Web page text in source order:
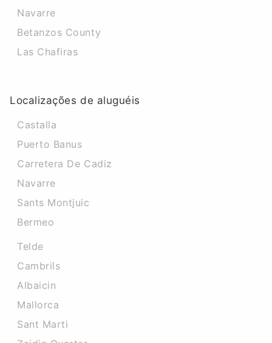
Navarre
Betanzos County
Las Chafiras
Localizações de aluguéis
Castalla
Puerto Banus
Carretera De Cadiz
Navarre
Sants Montjuic
Bermeo
Telde
Cambrils
Albaicin
Mallorca
Sant Marti